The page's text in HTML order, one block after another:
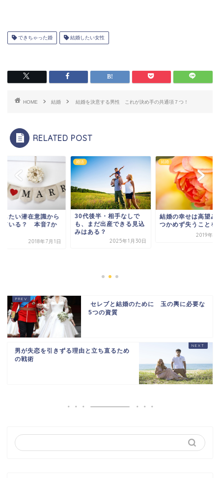
できちゃった婚 結婚したい女性
HOME 結婚 結婚を決意する男性 これが決め手の共通項７つ！
RELATED POST
したい潜在意識から
ている？ 本音7か
2018年7月1日
婚活
30代後半・相手なしで
も、まだ出産できる見込
みはある？
2025年1月30日
結婚
結婚の幸せは高望み
つかめず失うことを
2019年11
セレブと結婚のために 玉の輿に必要な
5つの資質
男が失恋を引きずる理由と立ち直るため
の戦術